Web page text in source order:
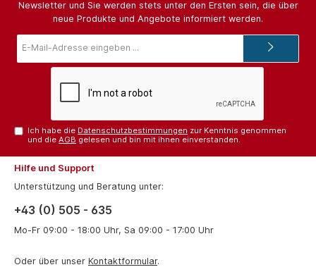
Newsletter und Sie werden stets unter den Ersten sein, die über
neue Produkte und Angebote informiert werden.
Mail-
Ich habe die Datenschutzbestimmungen zur Kenntnis genommen
und dieAGB gelesen und bin mit ihnen einverstanden.
Hilfe und Support
Unterstützung und Beratung unter:
+43 (0) 505 - 635
Mo-Fr 09:00 - 18:00 Uhr, Sa 09:00 - 17:00 Uhr
Oder über unser Kontaktformular.